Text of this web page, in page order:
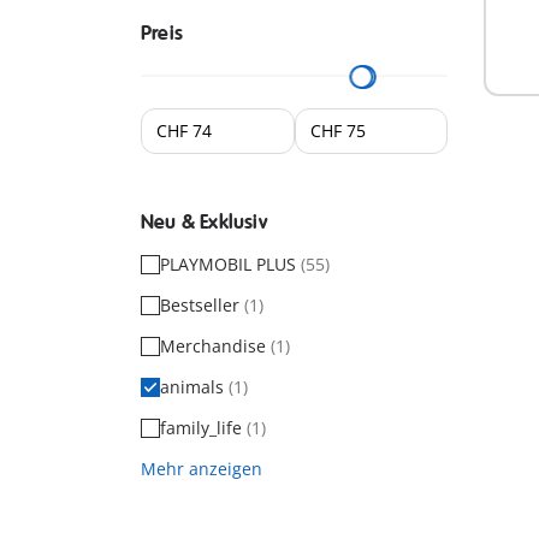
Preis
Neu & Exklusiv
PLAYMOBIL PLUS (55)
Bestseller (1)
Merchandise (1)
animals (1)
family_life (1)
Mehr anzeigen